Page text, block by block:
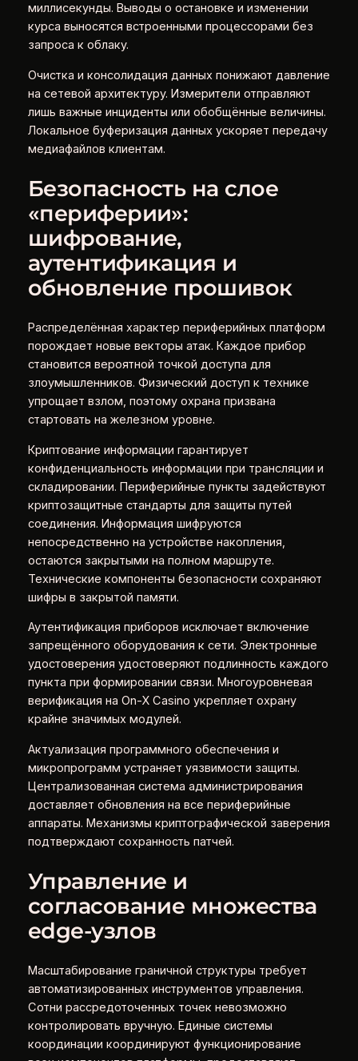
миллисекунды. Выводы о остановке и изменении
курса выносятся встроенными процессорами без
запроса к облаку.
Очистка и консолидация данных понижают давление
на сетевой архитектуру. Измерители отправляют
лишь важные инциденты или обобщённые величины.
Локальное буферизация данных ускоряет передачу
медиафайлов клиентам.
Безопасность на слое
«периферии»:
шифрование,
аутентификация и
обновление прошивок
Распределённая характер периферийных платформ
порождает новые векторы атак. Каждое прибор
становится вероятной точкой доступа для
злоумышленников. Физический доступ к технике
упрощает взлом, поэтому охрана призвана
стартовать на железном уровне.
Криптование информации гарантирует
конфиденциальность информации при трансляции и
складировании. Периферийные пункты задействуют
криптозащитные стандарты для защиты путей
соединения. Информация шифруются
непосредственно на устройстве накопления,
остаются закрытыми на полном маршруте.
Технические компоненты безопасности сохраняют
шифры в закрытой памяти.
Аутентификация приборов исключает включение
запрещённого оборудования к сети. Электронные
удостоверения удостоверяют подлинность каждого
пункта при формировании связи. Многоуровневая
верификация на On-X Casino укрепляет охрану
крайне значимых модулей.
Актуализация программного обеспечения и
микропрограмм устраняет уязвимости защиты.
Централизованная система администрирования
доставляет обновления на все периферийные
аппараты. Механизмы криптографической заверения
подтверждают сохранность патчей.
Управление и
согласование множества
edge‑узлов
Масштабирование граничной структуры требует
автоматизированных инструментов управления.
Сотни рассредоточенных точек невозможно
контролировать вручную. Единые системы
координации координируют функционирование